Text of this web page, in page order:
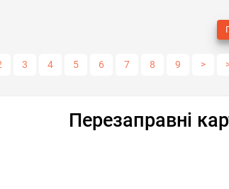
3 4 5 6 7 8 9 >
Перезаправні